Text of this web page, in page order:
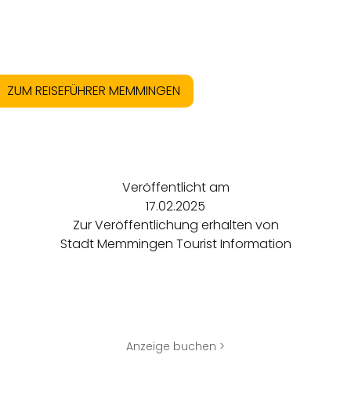
ZUM REISEFÜHRER MEMMINGEN
Veröffentlicht am
17.02.2025
Zur Veröffentlichung erhalten von
Stadt Memmingen Tourist Information
Anzeige buchen >